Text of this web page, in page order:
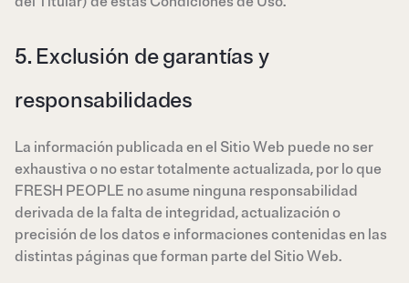
5. Exclusión de garantías y
responsabilidades
La información publicada en el Sitio Web puede no ser
exhaustiva o no estar totalmente actualizada, por lo que
FRESH PEOPLE no asume ninguna responsabilidad
derivada de la falta de integridad, actualización o
precisión de los datos e informaciones contenidas en las
distintas páginas que forman parte del Sitio Web.